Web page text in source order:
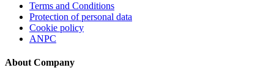
Terms and Conditions
Protection of personal data
Cookie policy
ANPC
About Company